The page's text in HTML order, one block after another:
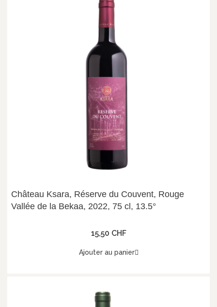
Château Ksara, Réserve du Couvent, Rouge
Vallée de la Bekaa, 2022, 75 cl, 13.5°
15,50 CHF
Ajouter au panier